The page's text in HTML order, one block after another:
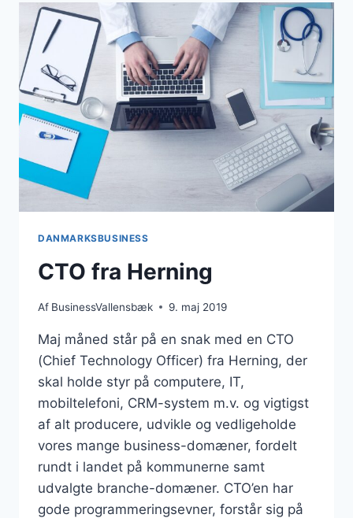
DEL
AF
DANMARKSBUSINESS
DANMARKSBUSINESS
CTO fra Herning
Af BusinessVallensbæk 9. maj 2019
Maj måned står på en snak med en CTO
(Chief Technology Officer) fra Herning, der
skal holde styr på computere, IT,
mobiltelefoni, CRM-system m.v. og vigtigst
af alt producere, udvikle og vedligeholde
vores mange business-domæner, fordelt
rundt i landet på kommunerne samt
udvalgte branche-domæner. CTO’en har
gode programmeringsevner, forstår sig på